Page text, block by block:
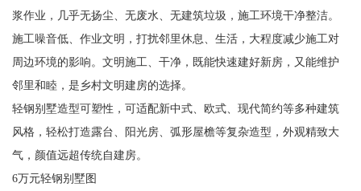
浆作业，几乎无扬尘、无废水、无建筑垃圾，施工环境干净整洁。
施工噪音低、作业文明，打扰邻里休息、生活，大程度减少施工对
周边环境的影响。文明施工、干净，既能快速建好新房，又能维护
邻里和睦，是乡村文明建房的选择。
轻钢别墅造型可塑性，可适配新中式、欧式、现代简约等多种建筑
风格，轻松打造露台、阳光房、弧形屋檐等复杂造型，外观精致大
气，颜值远超传统自建房。
6万元轻钢别墅图